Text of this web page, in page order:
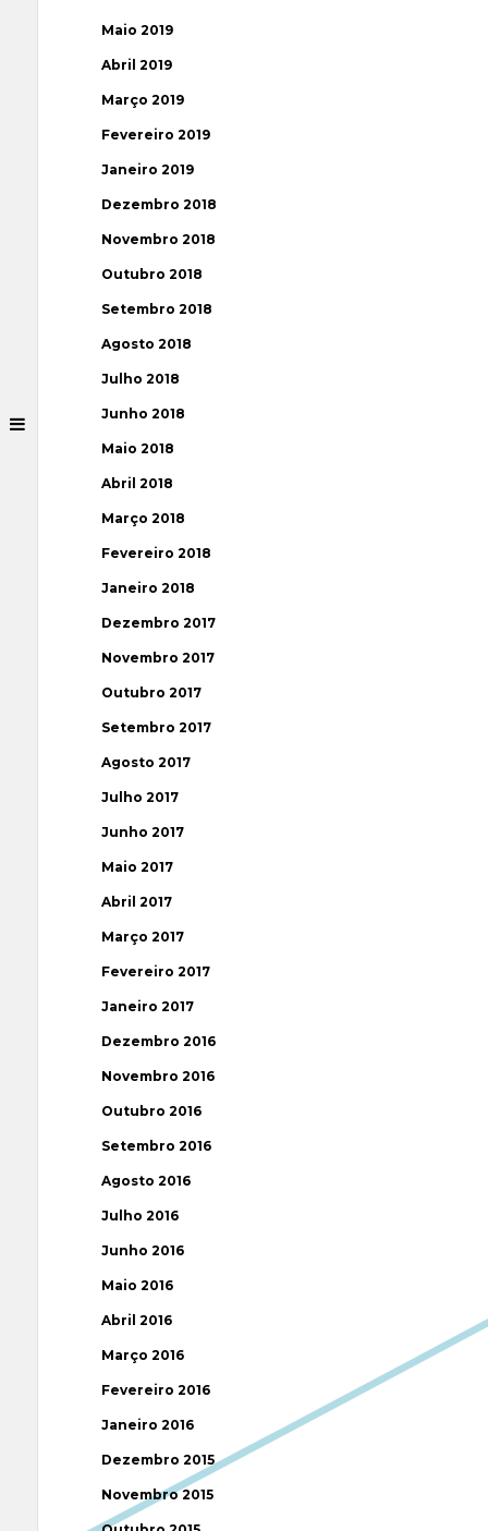
Maio 2019
Abril 2019
Março 2019
Fevereiro 2019
Janeiro 2019
Dezembro 2018
Novembro 2018
Outubro 2018
Setembro 2018
Agosto 2018
Julho 2018
Junho 2018
Maio 2018
Abril 2018
Março 2018
Fevereiro 2018
Janeiro 2018
Dezembro 2017
Novembro 2017
Outubro 2017
Setembro 2017
Agosto 2017
Julho 2017
Junho 2017
Maio 2017
Abril 2017
Março 2017
Fevereiro 2017
Janeiro 2017
Dezembro 2016
Novembro 2016
Outubro 2016
Setembro 2016
Agosto 2016
Julho 2016
Junho 2016
Maio 2016
Abril 2016
Março 2016
Fevereiro 2016
Janeiro 2016
Dezembro 2015
Novembro 2015